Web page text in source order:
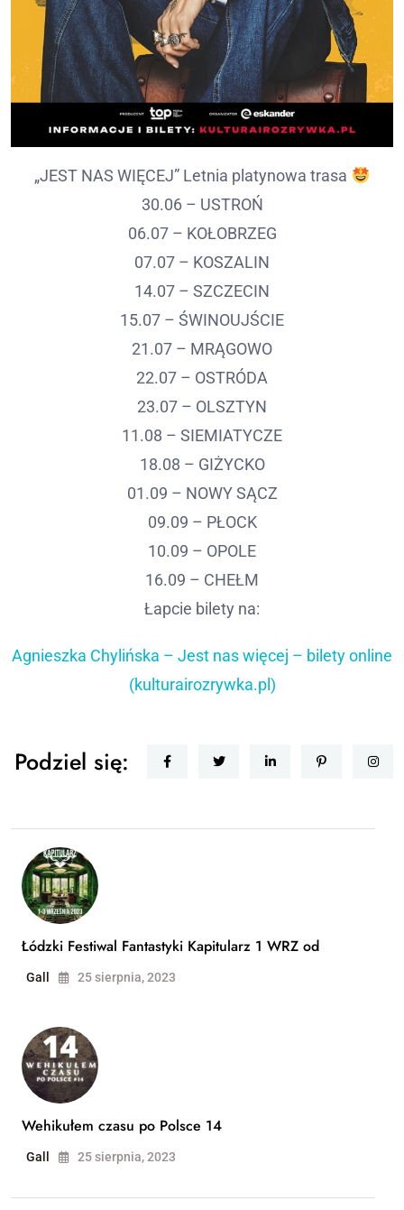
„JEST NAS WIĘCEJ” Letnia platynowa trasa
30.06 – USTROŃ
06.07 – KOŁOBRZEG
07.07 – KOSZALIN
14.07 – SZCZECIN
15.07 – ŚWINOUJŚCIE
21.07 – MRĄGOWO
22.07 – OSTRÓDA
23.07 – OLSZTYN
11.08 – SIEMIATYCZE
18.08 – GIŻYCKO
01.09 – NOWY SĄCZ
09.09 – PŁOCK
10.09 – OPOLE
16.09 – CHEŁM
Łapcie bilety na:
Agnieszka Chylińska – Jest nas więcej – bilety online
(kulturairozrywka.pl)
Podziel się:
Łódzki Festiwal Fantastyki Kapitularz 1 WRZ od
Gall 25 sierpnia, 2023
Wehikułem czasu po Polsce 14
Gall 25 sierpnia, 2023